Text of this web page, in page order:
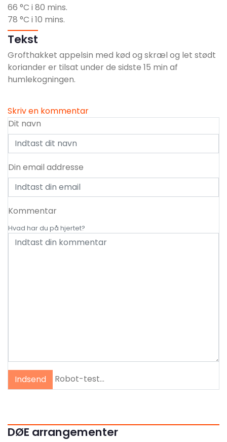
66 °C i 80 mins.
78 °C i 10 mins.
Tekst
Grofthakket appelsin med kød og skræl og let stødt
koriander er tilsat under de sidste 15 min af
humlekogningen.
Skriv en kommentar
Dit navn
Din email addresse
Kommentar
Hvad har du på hjertet?
Indsend Robot-test...
DØE arrangementer